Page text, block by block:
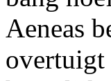
Aeneas
overtuigt